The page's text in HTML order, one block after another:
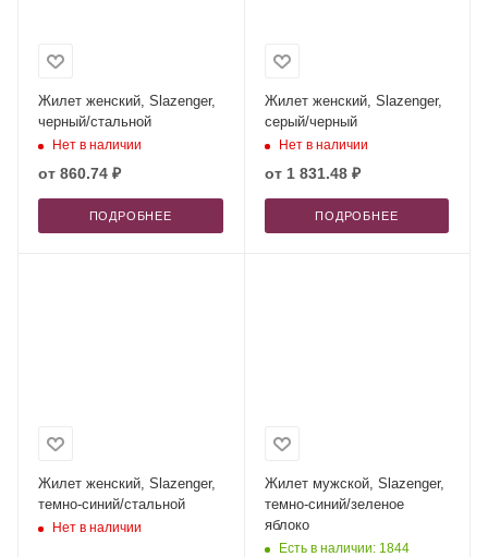
Жилет женский, Slazenger,
черный/стальной
Нет в наличии
от 860.74 ₽
ПОДРОБНЕЕ
Жилет женский, Slazenger,
серый/черный
Нет в наличии
от 1 831.48 ₽
ПОДРОБНЕЕ
Жилет женский, Slazenger,
темно-синий/стальной
Нет в наличии
Жилет мужской, Slazenger,
темно-синий/зеленое
яблоко
Есть в наличии: 1844